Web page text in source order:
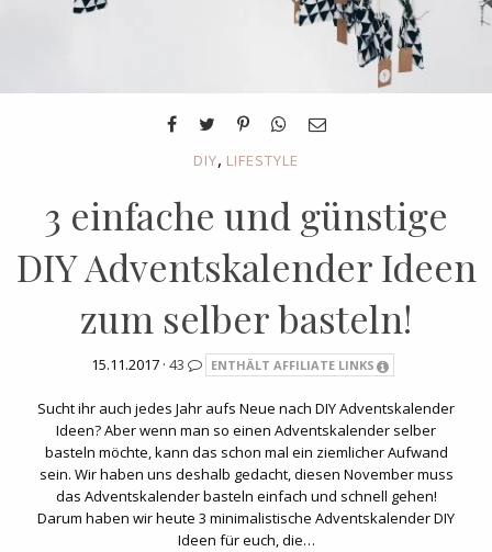
DIY, LIFESTYLE
3 einfache und günstige
DIY Adventskalender Ideen
zum selber basteln!
15.11.2017 · 43 ENTHÄLT AFFILIATE LINKS
Sucht ihr auch jedes Jahr aufs Neue nach DIY Adventskalender
Ideen? Aber wenn man so einen Adventskalender selber
basteln möchte, kann das schon mal ein ziemlicher Aufwand
sein. Wir haben uns deshalb gedacht, diesen November muss
das Adventskalender basteln einfach und schnell gehen!
Darum haben wir heute 3 minimalistische Adventskalender DIY
Ideen für euch, die…